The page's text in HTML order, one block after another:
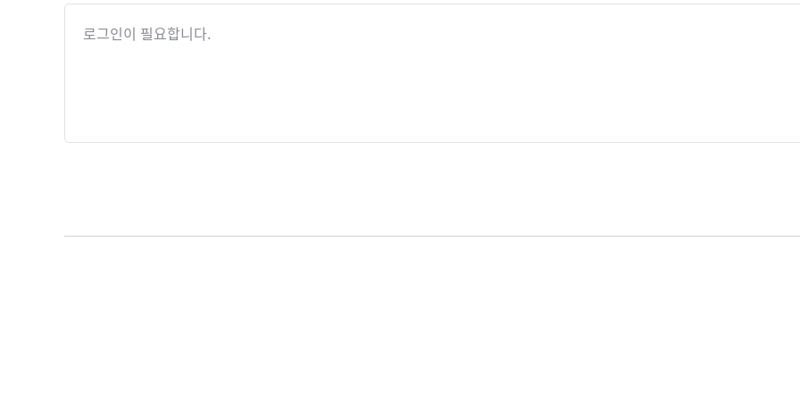
로그인이 필요합니다.